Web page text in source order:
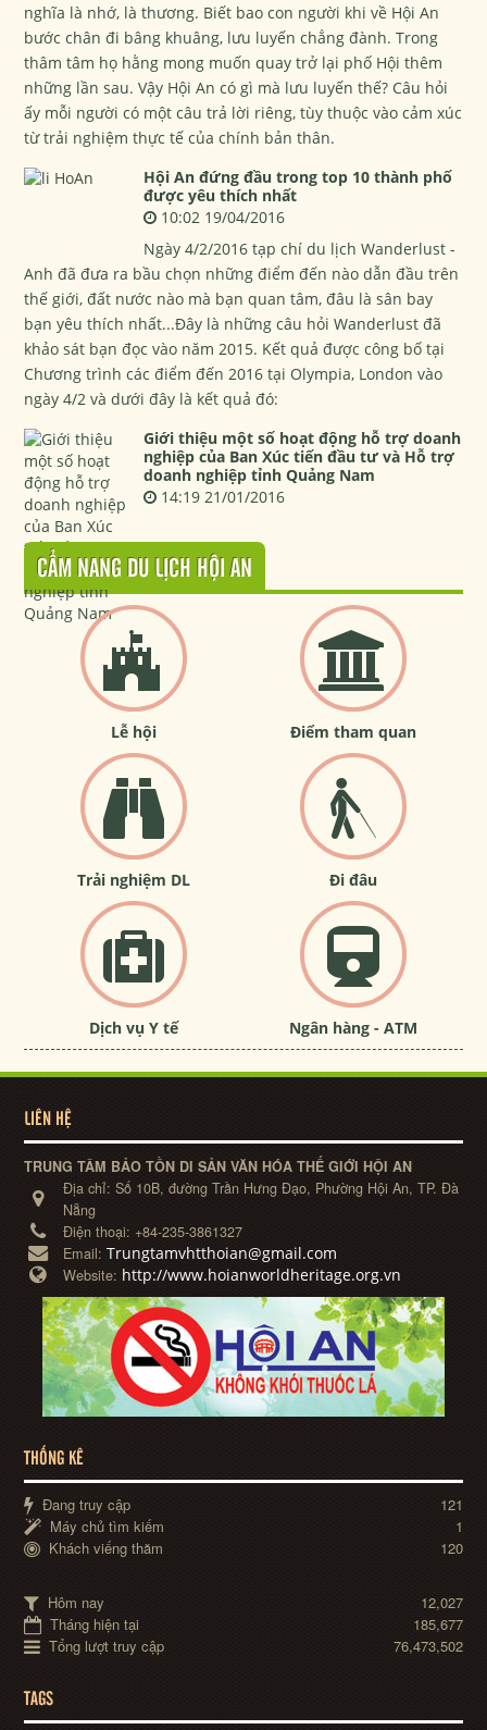
nghĩa là nhớ, là thương. Biết bao con người khi về Hội An
bước chân đi bâng khuâng, lưu luyến chẳng đành. Trong
thâm tâm họ hằng mong muốn quay trở lại phố Hội thêm
những lần sau. Vậy Hội An có gì mà lưu luyến thế? Câu hỏi
ấy mỗi người có một câu trả lời riêng, tùy thuộc vào cảm xúc
từ trải nghiệm thực tế của chính bản thân.
Hội An đứng đầu trong top 10 thành phố
được yêu thích nhất
10:02 19/04/2016
Ngày 4/2/2016 tạp chí du lịch Wanderlust -
Anh đã đưa ra bầu chọn những điểm đến nào dẫn đầu trên
thế giới, đất nước nào mà bạn quan tâm, đâu là sân bay
bạn yêu thích nhất...Đây là những câu hỏi Wanderlust đã
khảo sát bạn đọc vào năm 2015. Kết quả được công bố tại
Chương trình các điểm đến 2016 tại Olympia, London vào
ngày 4/2 và dưới đây là kết quả đó:
Giới thiệu một số hoạt động hỗ trợ doanh
nghiệp của Ban Xúc tiến đầu tư và Hỗ trợ
doanh nghiệp tỉnh Quảng Nam
14:19 21/01/2016
CẨM NANG DU LỊCH HỘI AN
Lễ hội Điểm tham quan
Trải nghiệm DL Đi đâu
Dịch vụ Y tế Ngân hàng - ATM
LIÊN HỆ
TRUNG TÂM BẢO TỒN DI SẢN VĂN HÓA THẾ GIỚI HỘI AN
Địa chỉ:Số 10B, đường Trần Hưng Đạo, Phường Hội An, TP. Đà
Nẵng
Điện thoại: +84-235-3861327
Email:Trungtamvhtthoian@gmail.com
Website: http://www.hoianworldheritage.org.vn
THỐNG KÊ
Đang truy cập
121
Máy chủ tìm kiếm
1
Khách viếng thăm
120
Hôm nay
12,027
Tháng hiện tại
185,677
Tổng lượt truy cập
76,473,502
TAGS